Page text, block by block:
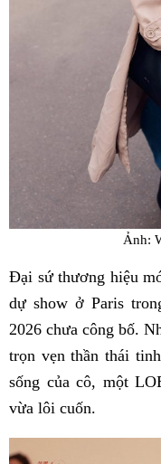
Ảnh:
Đại sứ thương hiệu
dự show ở Paris
2026 chưa công bố.
trọn vẹn thần thái
sống của cô, một
vừa lôi cuốn.